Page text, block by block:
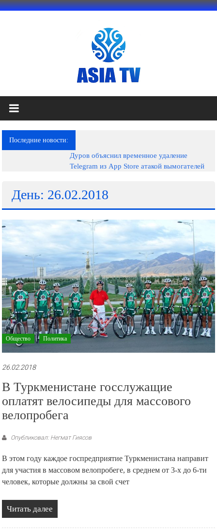
Перейти
АЗИЯ
ТВ
это
телеканал
фильмы,
музыкальные
рекламные
ролики
презентации.
Последние новости:
Дуров объяснил временное удаление
Telegram из App Store атакой вымогателей
День: 26.02.2018
Общество Политика
26.02.2018
В Туркменистане госслужащие
оплатят велосипеды для массового
велопробега
Опубликовал: Негмат Гиясов
В этом году каждое госпредприятие Туркменистана направит
для участия в массовом велопробеге, в среднем от 3-х до 6-ти
человек, которые должны за свой счет
Читать далее